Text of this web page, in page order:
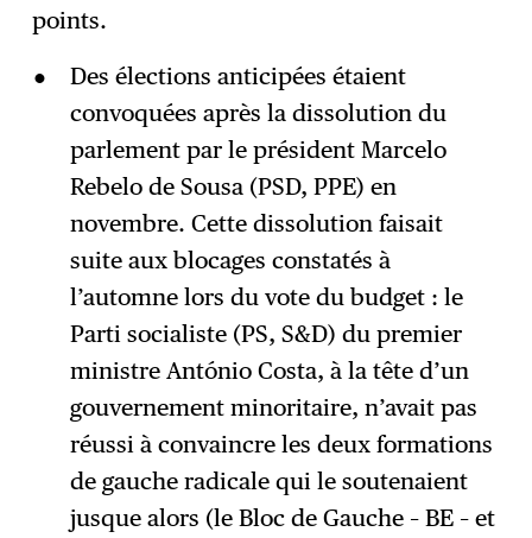
points.
Des élections anticipées étaient
convoquées après la dissolution du
parlement par le président Marcelo
Rebelo de Sousa (PSD, PPE) en
novembre. Cette dissolution faisait
suite aux blocages constatés à
l’automne lors du vote du budget : le
Parti socialiste (PS, S&D) du premier
ministre António Costa, à la tête d’un
gouvernement minoritaire, n’avait pas
réussi à convaincre les deux formations
de gauche radicale qui le soutenaient
jusque alors (le Bloc de Gauche – BE – et